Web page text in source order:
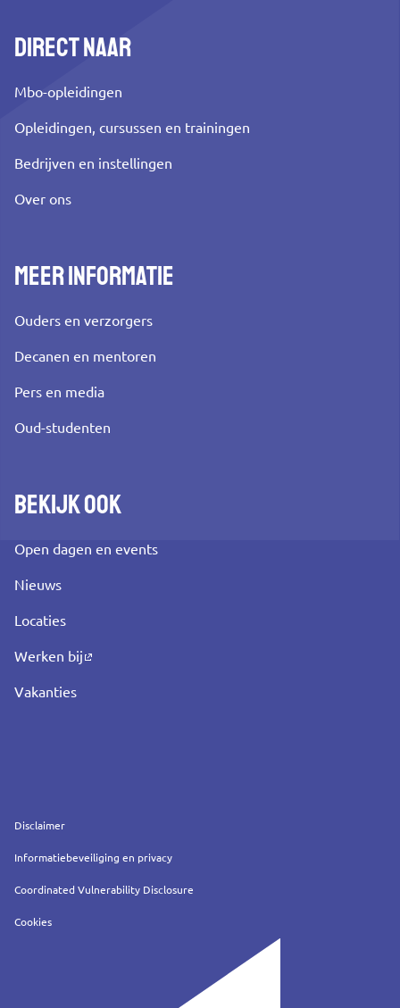
Direct naar
Mbo-opleidingen
Opleidingen, cursussen en trainingen
Bedrijven en instellingen
Over ons
Meer informatie
Ouders en verzorgers
Decanen en mentoren
Pers en media
Oud-studenten
Bekijk ook
Open dagen en events
Nieuws
Locaties
Werken bij
Vakanties
Service
Disclaimer
Informatiebeveiliging en privacy
Coordinated Vulnerability Disclosure
Cookies